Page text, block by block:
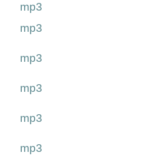
mp3
mp3
mp3
mp3
mp3
mp3